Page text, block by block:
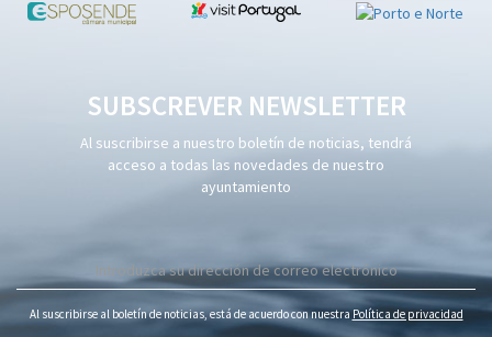
SUBSCREVER NEWSLETTER
Al suscribirse a nuestro boletín de noticias, tendrá
acceso a todas las novedades de nuestro
ayuntamiento
Al suscribirse al boletín de noticias, está de acuerdo con nuestraPolítica de privacidad